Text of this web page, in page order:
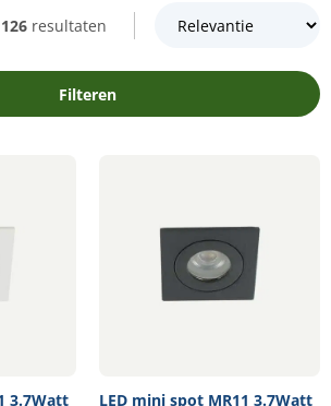
126 resultaten
Filteren
3.7Watt
LED mini spot MR11 3.7Watt